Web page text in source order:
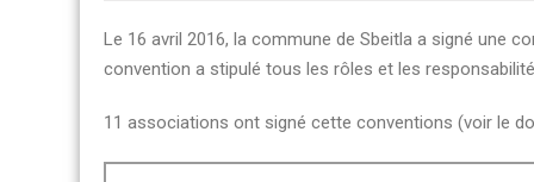
Le 16 avril 2016, la commune de Sbeitla a signé une
convention a stipulé tous les rôles et les
11 associations ont signé cette conventions (voir le